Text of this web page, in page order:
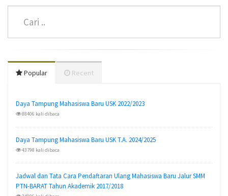
Popular Recent
Daya Tampung Mahasiswa Baru USK 2022/2023
88406 kali dibaca
Daya Tampung Mahasiswa Baru USK T.A. 2024/2025
43798 kali dibaca
Jadwal dan Tata Cara Pendaftaran Ulang Mahasiswa Baru Jalur SMM
PTN-BARAT Tahun Akademik 2017/2018